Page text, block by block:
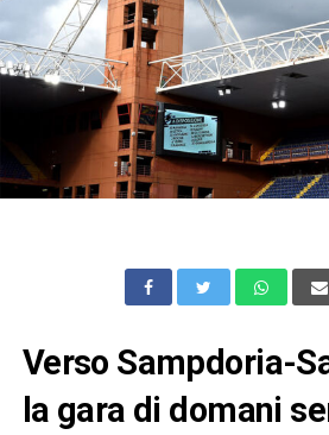
Verso Sampdoria-
la gara di domani